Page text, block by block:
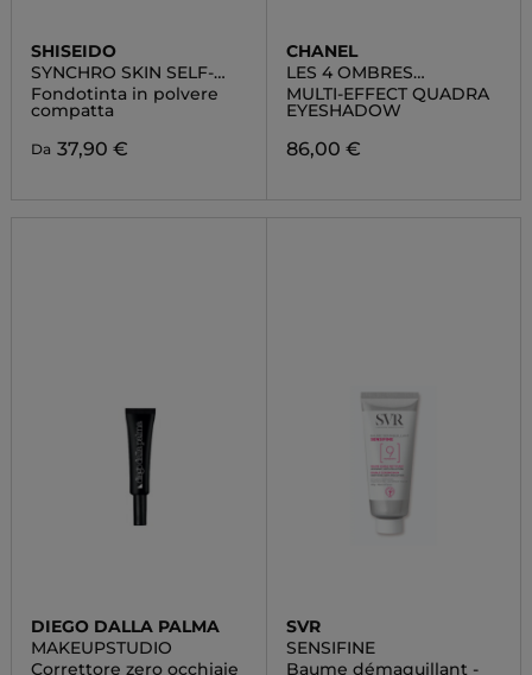
SHISEIDO
SYNCHRO SKIN SELF-
REFRESHING CUSTOM
FINISH POWDER
FOUNDATION
Fondotinta in polvere
compatta
Da 37,90 €
CHANEL
LES 4 OMBRES
BOUTONS
MULTI-EFFECT QUADRA
EYESHADOW
86,00 €
DIEGO DALLA PALMA
MAKEUPSTUDIO
Correttore zero occhiaie
SVR
SENSIFINE
Baume démaquillant -